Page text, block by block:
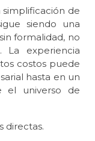
de
siendo una
formalidad, no
La experiencia
costos puede
hasta en un
el universo de
directas.